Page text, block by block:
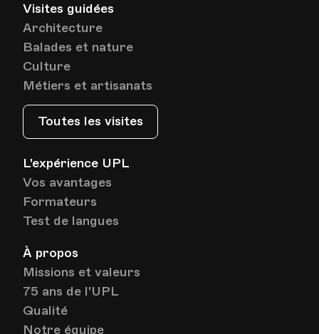
Visites guidées
Architecture
Balades et nature
Culture
Métiers et artisanats
Toutes les visites
L'expérience UPL
Vos avantages
Formateurs
Test de langues
À propos
Missions et valeurs
75 ans de l'UPL
Qualité
Notre équipe